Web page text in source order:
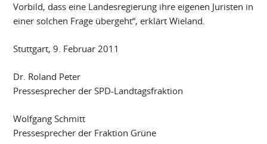
Vorbild, dass eine Landesregierung ihre eigenen Juristen in
einer solchen Frage übergeht“, erklärt Wieland.
Stuttgart, 9. Februar 2011
Dr. Roland Peter
Pressesprecher der SPD-Landtagsfraktion
Wolfgang Schmitt
Pressesprecher der Fraktion Grüne